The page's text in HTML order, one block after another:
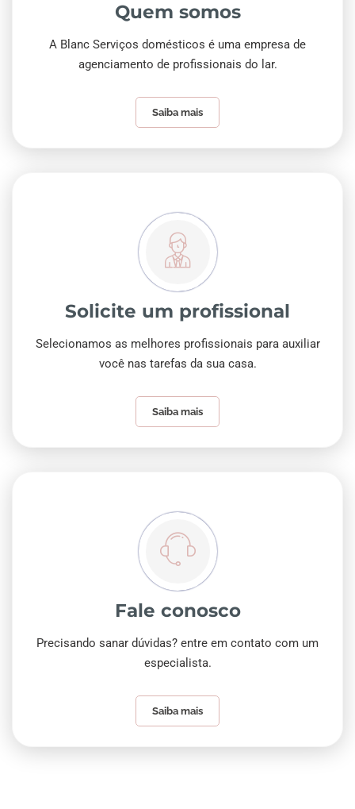
Quem somos
A Blanc Serviços domésticos é uma empresa de
agenciamento de profissionais do lar.
Saiba mais
Solicite um profissional
Selecionamos as melhores profissionais para auxiliar
você nas tarefas da sua casa.
Saiba mais
Fale conosco
Precisando sanar dúvidas? entre em contato com um
especialista.
Saiba mais